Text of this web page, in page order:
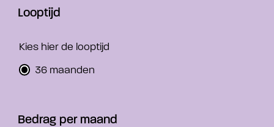
Looptijd
Kies hier de looptijd
36 maanden
Bedrag per maand